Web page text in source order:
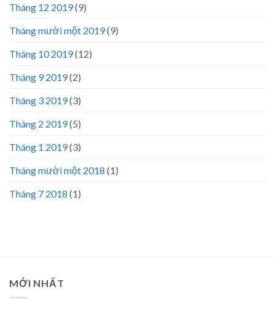
Tháng 12 2019(9)
Tháng mười một 2019(9)
Tháng 10 2019(12)
Tháng 9 2019(2)
Tháng 3 2019(3)
Tháng 2 2019(5)
Tháng 1 2019(3)
Tháng mười một 2018 (1)
Tháng 7 2018 (1)
MỚI NHẤT